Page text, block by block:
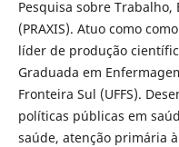
Pesquisa sobre Trabalho,
(PRAXIS). Atuo como
líder de produção
Graduada em
Fronteira Sul (UFFS).
políticas públicas em
saúde, atenção primária